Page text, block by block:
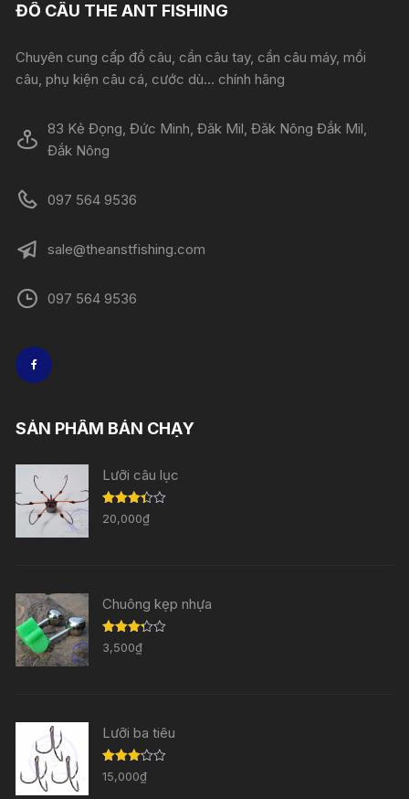
ĐỒ CÂU THE ANT FISHING
Chuyên cung cấp đồ câu, cần câu tay, cần câu máy, mồi
câu, phụ kiện câu cá, cước dù... chính hãng
83 Kẻ Đọng, Đức Minh, Đăk Mil, Đăk Nông Đắk Mil,
Đắk Nông
097 564 9536
sale@theanstfishing.com
097 564 9536
SẢN PHẨM BÁN CHẠY
Lưỡi câu lục
Được
xếp
20,000₫
Chuông kẹp nhựa
Được
xếp
3,500₫
Lưỡi ba tiêu
Được
xếp
15,000₫